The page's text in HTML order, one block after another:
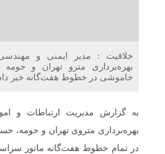
خلاقیت : مدیر ایمنی و
بهره‌برداری مترو تهران و حومه
خاموشی در خطوط هفت‌گانه خبر
به گزارش مدیریت ارتباطات و
بهره‌برداری متروی تهران و حومه،
در تمام خطوط هفت‌گانه مانور